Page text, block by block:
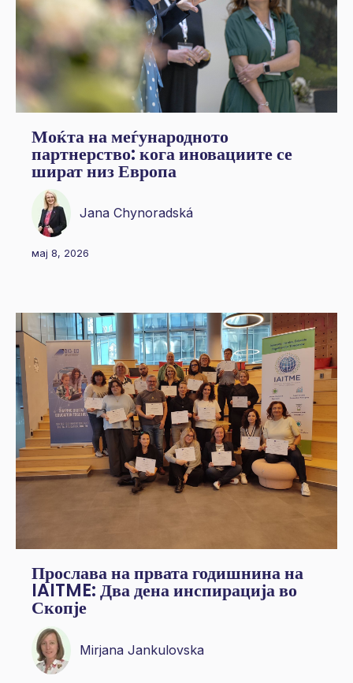
Моќта на меѓународното
партнерство: кога иновациите се
шират низ Европа
Jana Chynoradská
мај 8, 2026
Прослава на првата годишнина на
IAITME: Два дена инспирација во
Скопје
Mirjana Jankulovska